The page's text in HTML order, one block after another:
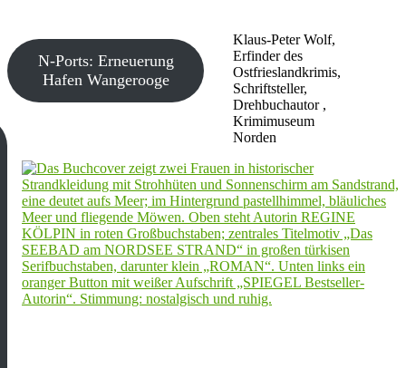
Klaus-Peter Wolf,
Erfinder des
Ostfrieslandkrimis,
Schriftsteller,
Drehbuchautor ,
Krimimuseum
Norden
N-Ports: Erneuerung
Hafen Wangerooge